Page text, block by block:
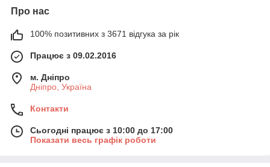
Про нас
100% позитивних з 3671 відгука за рік
Працює з 09.02.2016
м. Дніпро
Дніпро, Україна
Контакти
Сьогодні працює з 10:00 до 17:00
Показати весь графік роботи